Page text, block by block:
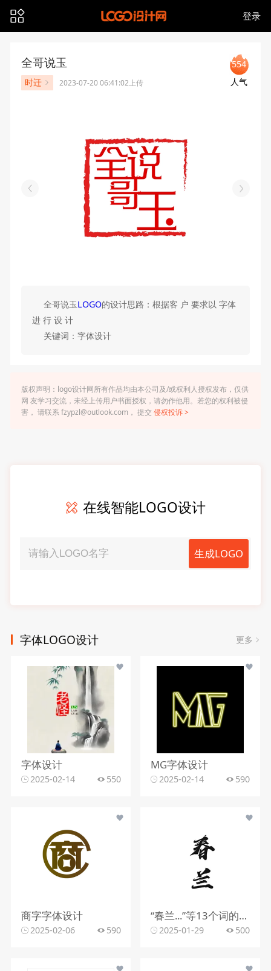
登录
全哥说玉
时迁 2023-07-20 06:41:02上传
554
人气
全哥说玉LOGO的设计思路：根据客 户 要求以 字体
进 行 设 计
关键词：字体设计
版权声明：logo设计网所有作品均由本公司及/或权利人授权发布，仅供
网 友学习交流，未经上传用户书面授权，请勿作他用。若您的权利被侵
害， 请联系 fzypzl@outlook.com， 提交 侵权投诉 >
在线智能LOGO设计
生成LOGO
字体LOGO设计 更多
字体设计
2025-02-14 550
MG字体设计
2025-02-14 590
商字字体设计
2025-02-06 590
“春兰...”等13个词的字体设计
2025-01-29 500